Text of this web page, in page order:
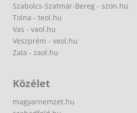
Szabolcs-Szatmár-Bereg - szon.hu
Tolna - teol.hu
Vas - vaol.hu
Veszprém - veol.hu
Zala - zaol.hu
Közélet
magyarnemzet.hu